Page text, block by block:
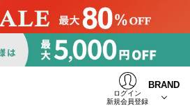
ログイン
新規会員登録
BRAND